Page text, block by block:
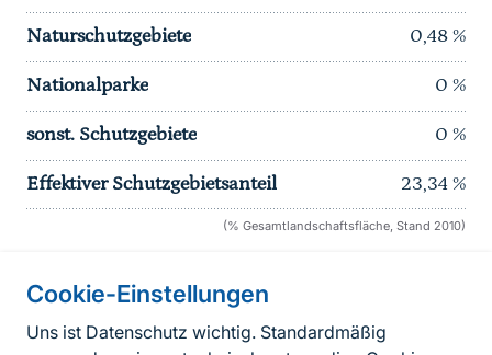
Cookie-Einstellungen
Uns ist Datenschutz wichtig. Standardmäßig
Naturschutzgebiete 0,48 %
Nationalparke 0 %
sonst. Schutzgebiete 0 %
Effektiver Schutzgebietsanteil 23,34 %
(% Gesamtlandschaftsfläche, Stand 2010)
Informationen zur Seite